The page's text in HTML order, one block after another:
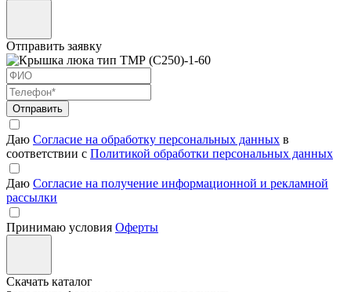
Отправить заявку
Отправить
Даю Согласие на обработку персональных данных в
соответствии с Политикой обработки персональных данных
Даю Согласие на получение информационной и рекламной
рассылки
Принимаю условия Оферты
Скачать каталог